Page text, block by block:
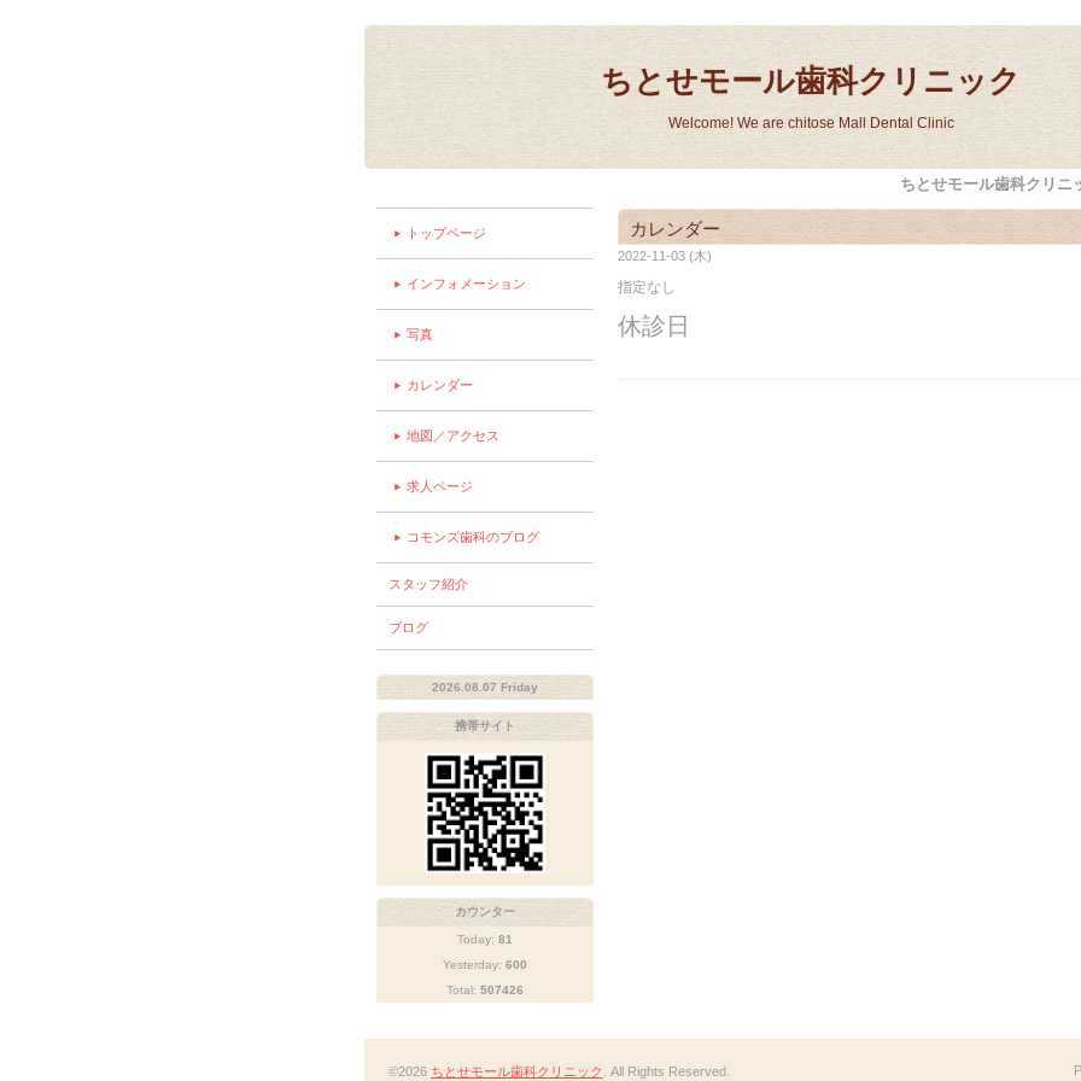
ちとせモール歯科クリニック
Welcome! We are chitose Mall Dental Clinic
ちとせモール歯科クリニ
カレンダー
2022-11-03 (木)
指定なし
休診日
トップページ
インフォメーション
写真
カレンダー
地図／アクセス
求人ページ
コモンズ歯科のブログ
スタッフ紹介
ブログ
2026.08.07 Friday
携帯サイト
カウンター
Today: 81
Yesterday: 600
Total: 507426
©2026 ちとせモール歯科クリニック . All Rights Reserved.